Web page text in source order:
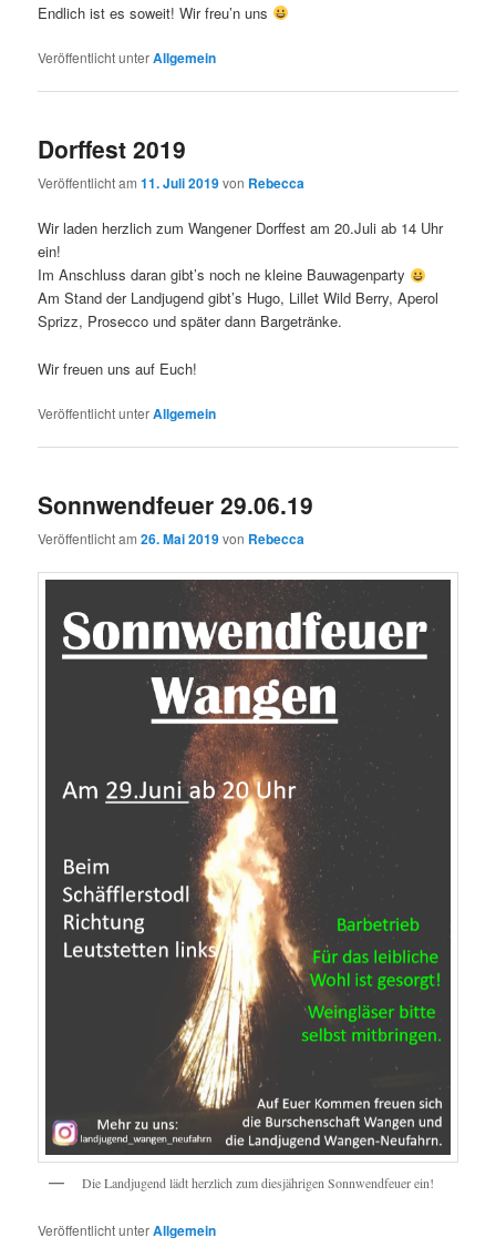
Endlich ist es soweit! Wir freu’n uns
Veröffentlicht unterAllgemein
Dorffest 2019
Veröffentlicht am11. Juli 2019von Rebecca
Wir laden herzlich zum Wangener Dorffest am 20.Juli ab 14 Uhr
ein!
Im Anschluss daran gibt’s noch ne kleine Bauwagenparty
Am Stand der Landjugend gibt’s Hugo, Lillet Wild Berry, Aperol
Sprizz, Prosecco und später dann Bargetränke.
Wir freuen uns auf Euch!
Veröffentlicht unterAllgemein
Sonnwendfeuer 29.06.19
Veröffentlicht am26. Mai 2019von Rebecca
Die Landjugend lädt herzlich zum diesjährigen Sonnwendfeuer ein!
Veröffentlicht unterAllgemein